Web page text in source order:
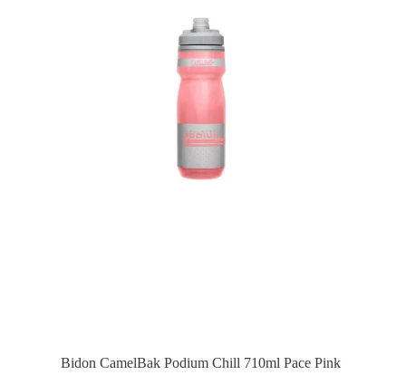
Bidon CamelBak Podium Chill 710ml Pace Pink